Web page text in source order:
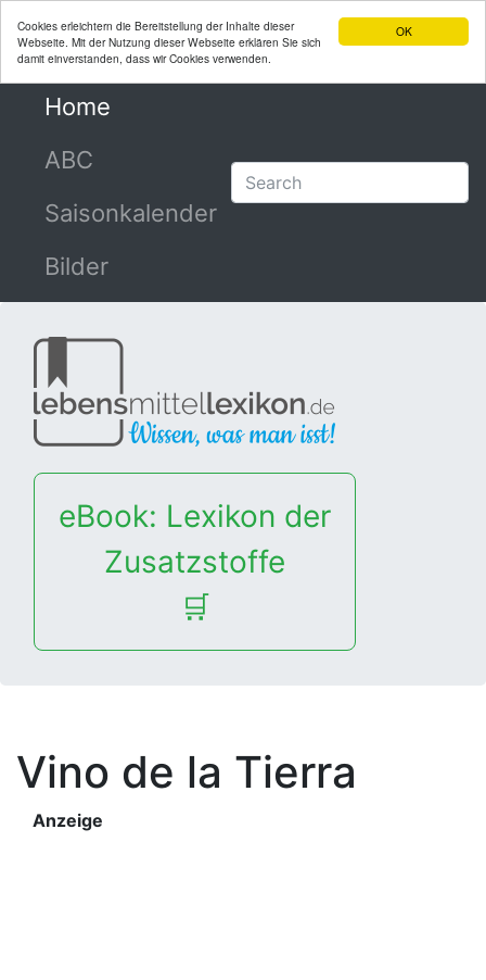
OK
Cookies erleichtern die Bereitstellung der Inhalte dieser
Webseite. Mit der Nutzung dieser Webseite erklären Sie sich
damit einverstanden, dass wir Cookies verwenden.
Home
ABC
Saisonkalender
Bilder
eBook: Lexikon der
Zusatzstoffe
🛒
Vino de la Tierra
Anzeige